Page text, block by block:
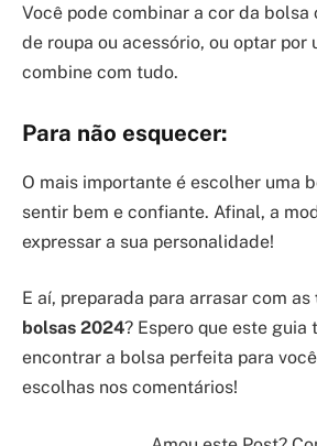
Você pode combinar a cor da bolsa
de roupa ou acessório, ou optar por
combine com tudo.
Para não esquecer:
O mais importante é escolher uma
sentir bem e confiante. Afinal, a
expressar a sua personalidade!
E aí, preparada para arrasar com as
bolsas 2024? Espero que este guia
encontrar a bolsa perfeita para
escolhas nos comentários!